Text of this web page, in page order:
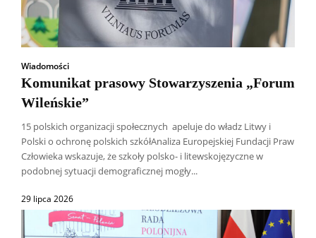
Wiadomości
Komunikat prasowy Stowarzyszenia „Forum
Wileńskie”
15 polskich organizacji społecznych apeluje do władz Litwy i
Polski o ochronę polskich szkółAnaliza Europejskiej Fundacji Praw
Człowieka wskazuje, że szkoły polsko- i litewskojęzyczne w
podobnej sytuacji demograficznej mogły...
29 lipca 2026